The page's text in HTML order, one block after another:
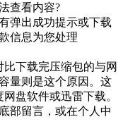
查看内容?
弹出成功提示或下载
信息为您处理
下载完压缩包的与网
量则是这个原因。这
盘软件或迅雷下载。
部留言，或在个人中